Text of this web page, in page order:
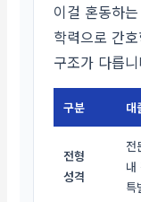
이걸 혼동하
학력으로 간
구조가 다릅
구분 대
전형
성격
전
내
특